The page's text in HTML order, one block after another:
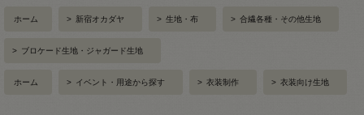
ホーム > 新宿オカダヤ > 生地・布 > 合繊各種・その他生地
> ブロケード生地・ジャガード生地
ホーム > イベント・用途から探す > 衣装制作 > 衣装向け生地